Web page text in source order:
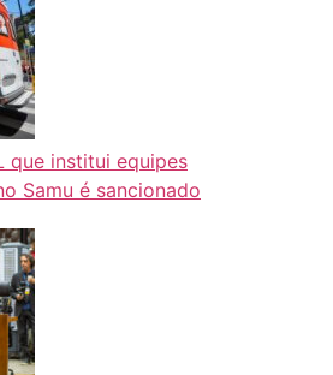
que institui equipes
Samu é sancionado